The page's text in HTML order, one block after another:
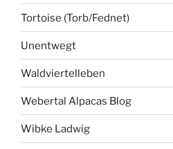
Tortoise (Torb/Fednet)
Unentwegt
Waldviertelleben
Webertal Alpacas Blog
Wibke Ladwig